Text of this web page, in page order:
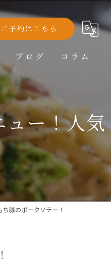
ご予約はこちら
ブログ コラム
ュー！人気
豚のポークソテー！